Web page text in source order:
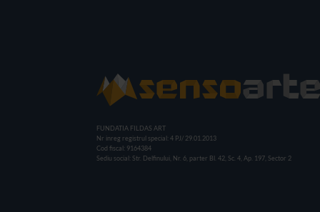
FUNDATIA FILDAS ART
Nr inreg registrul special: 4 PJ/ 29.01.2013
Cod fiscal: 9164384
Sediu social: Str. Delfinului, Nr. 6, parter Bl. 42, Sc. 4, Ap. 197, Sector 2